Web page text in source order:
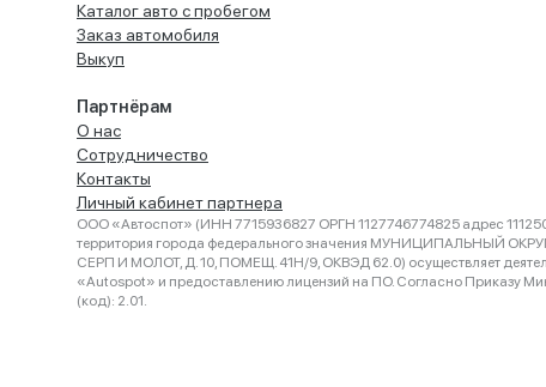
Каталог авто с пробегом
Заказ автомобиля
Выкуп
Партнёрам
О нас
Сотрудничество
Контакты
Личный кабинет партнера
ООО «Автоспот» (ИНН 7715936827 ОРГН 1127746774825 адрес
территория города федерального значения МУНИЦИПАЛЬНЫЙ
СЕРП И МОЛОТ, Д. 10, ПОМЕЩ. 41Н/9, ОКВЭД 62.0) осуществляет
«Autospot» и предоставлению лицензий на ПО. Согласно Приказу
(код): 2.01.